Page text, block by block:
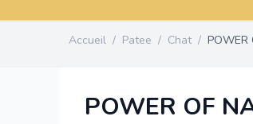
Accueil / Patee / Chat / POWER
POWER OF